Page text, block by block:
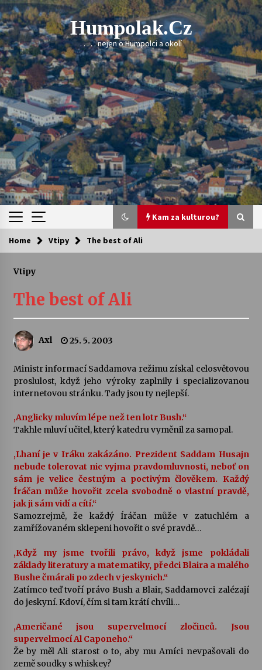
Skip
to
content
Humpolak.cz
. . . . . nejen o Humpolci a okolí
Kam za kulturou?
Kam za kulturou?
Sukuba Ensemble
4. 8. 2026
Vernisáž výstavy Josefíny Duškové: Stávám se
kapkou
Veselí muzikanti
šedesátka: 28. 7.–1. 8. 2026
28. 7. 2026
Letní koncerty ve Stromovce: Kolchoz a
Jenakaši
28. 7. 2026
Votavžatský ploty
23. 7. 2026
Letní koncerty ve Stromovce: Rufus Miller
Vysočinka
Home Vtipy The best of Ali
Vtipy
The best of Ali
Axl 25. 5. 2003
Ministr informací Saddamova režimu získal celosvětovou
proslulost, když jeho výroky zaplnily i specializovanou
internetovou stránku. Tady jsou ty nejlepší.
,Anglicky mluvím lépe než ten lotr Bush.“
Takhle mluví učitel, který katedru vyměnil za samopal.
,Lhaní je v Iráku zakázáno. Prezident Saddam Husajn
nebude tolerovat nic vyjma pravdomluvnosti, neboť on
sám je velice čestným a poctivým člověkem. Každý
Íráčan může hovořit zcela svobodně o vlastní pravdě,
jak ji sám vidí a cítí.“
Samozrejmě, že každý Íráčan může v zatuchlém a
zamřížovaném sklepeni hovořit o své pravdě…
,Když my jsme tvořili právo, když jsme pokládali
základy literatury a matematiky, předci Blaira a malého
Bushe čmárali po zdech v jeskynich.“
Zatímco teď tvoří právo Bush a Blair, Saddamovci zalézají
do jeskyní. Kdoví, čím si tam krátí chvíli…
,Američané jsou supervelmocí zločinců. Jsou
supervelmocí Al Caponeho.“
Že by měl Ali starost o to, aby mu Amíci nevpašovali do
země soudky s whiskey?